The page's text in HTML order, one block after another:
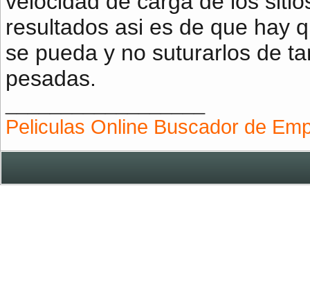
resultados asi es de que hay
se pueda y no suturarlos de
pesadas.
Peliculas Online Buscador de